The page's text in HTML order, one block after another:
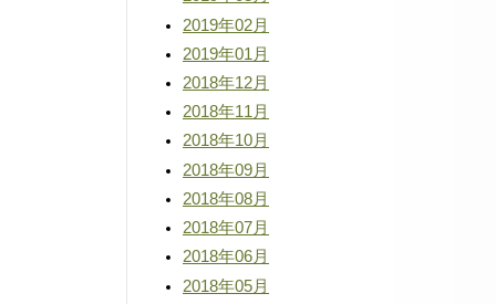
2019年02月
2019年01月
2018年12月
2018年11月
2018年10月
2018年09月
2018年08月
2018年07月
2018年06月
2018年05月